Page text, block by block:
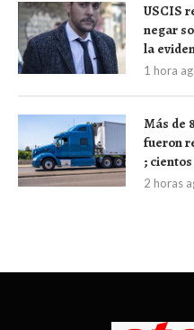
USCIS
negar
la
1 hora
Más de
fueron
;
2 horas